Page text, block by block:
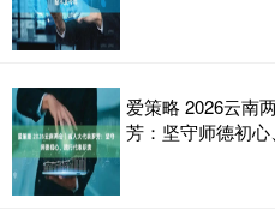
爱策略 2026云南
芳：坚守师德初